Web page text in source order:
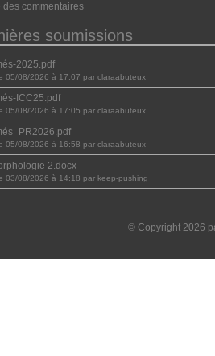
des commentaires
soumissions
2025.pdf
05/08/2026 à 17:07 par claraabuteux
ICC25.pdf
05/08/2026 à 17:05 par claraabuteux
05/08/2026 à 16:58 par claraabuteux
2.docx
03/08/2026 à 14:18 par keep-pushing
© Copyright 2026